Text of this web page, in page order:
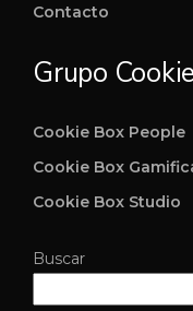
Contacto
Grupo
Cookie Box People
Cookie Box
Cookie Box Studio
Buscar